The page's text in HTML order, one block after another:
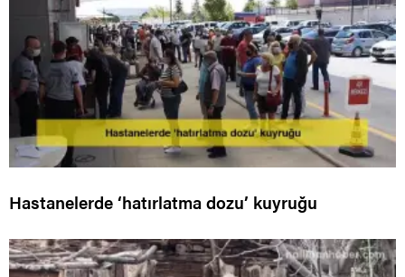
Hastanelerde ‘hatırlatma dozu’ kuyruğu